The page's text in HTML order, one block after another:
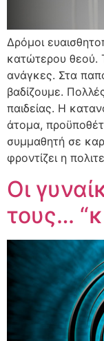
Δρόμοι
κατώτερου θεού.
ανάγκες. Στα
βαδίζουμε.
παιδείας. Η
άτομα,
συμμαθητή σε
φροντίζει η
Οι
τους…